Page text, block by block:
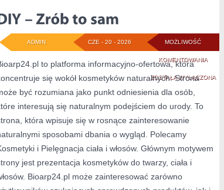
MOŻLIWOŚĆ
KOMENTOWANIADIY
–
ZRÓB
SAM
ZOSTAŁA WYŁĄCZONA
CZE - 20 - 2026
ADMIN
to platforma informacyjno-ofertowa, która
się wokół kosmetyków naturalnych. Strona
być rozumiana jako punkt odniesienia dla osób,
interesują się naturalnym podejściem do urody. To
która wpisuje się w rosnące zainteresowanie
sposobami dbania o wygląd. Polecamy
i Pielęgnacja ciała i włosów. Głównym motywem
jest prezentacja kosmetyków do twarzy, ciała i
Bioarp24.pl może zainteresować zarówno